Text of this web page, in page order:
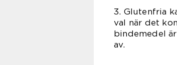
3. Glutenfria
val när det
bindemedel
av.